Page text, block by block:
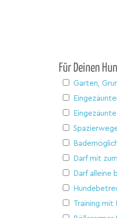
Für Deinen
Garten,
Darf mit
Darf alleine
Training mit